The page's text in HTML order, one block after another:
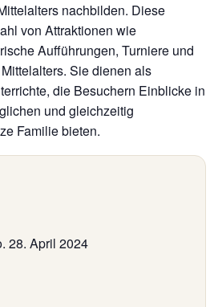
nachbilden. Diese
von Attraktionen wie
Aufführungen, Turniere und
Sie dienen als
die Besuchern Einblicke in
und gleichzeitig
Familie bieten.
28. April 2024